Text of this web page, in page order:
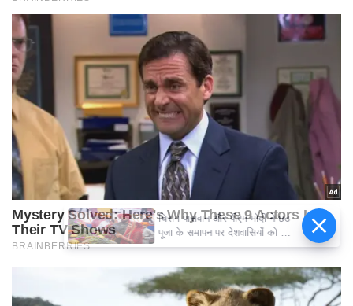
चिराग पासवान और पीएम मोदी ने छठ
पूजा के समापन पर देशवासियों को दी
शुभकामनाएं, छठी मैया से देश की